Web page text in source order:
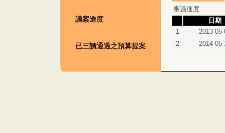
議案進度
已三讀通過之預算提案
審議進度
日期
1
2013-
2
2014-